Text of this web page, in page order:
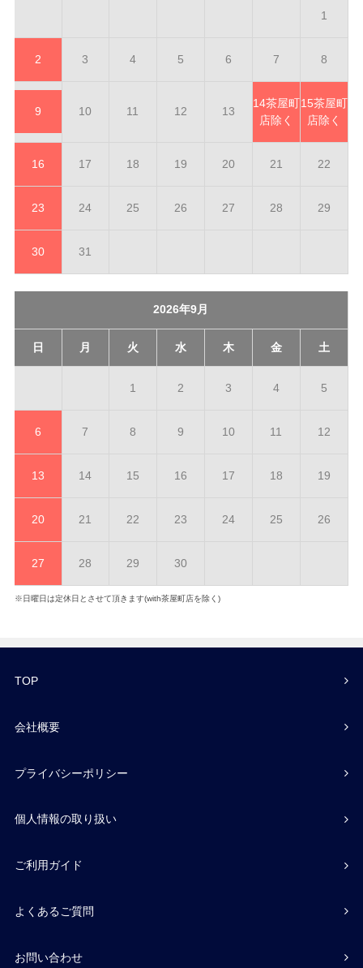
1
2 3 4 5 6 7 8
9 10 11 12 13
14茶屋町
店除く
15茶屋町
店除く
16 17 18 19 20 21 22
23 24 25 26 27 28 29
30 31
2026年9月
日 月 火 水 木 金 土
1 2 3 4 5
6 7 8 9 10 11 12
13 14 15 16 17 18 19
20 21 22 23 24 25 26
27 28 29 30
※日曜日は定休日とさせて頂きます(with茶屋町店を除く)
TOP
会社概要
プライバシーポリシー
個人情報の取り扱い
ご利用ガイド
よくあるご質問
お問い合わせ